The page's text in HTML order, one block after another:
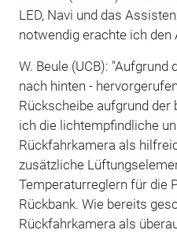
LED, Navi und das
notwendig erachte ich den
W. Beule (UCB):
nach hinten -
Rückscheibe aufgrund der
ich die lichtempfindliche
Rückfahrkamera als
zusätzliche
Temperaturreglern für die
Rückbank. Wie bereits
Rückfahrkamera als